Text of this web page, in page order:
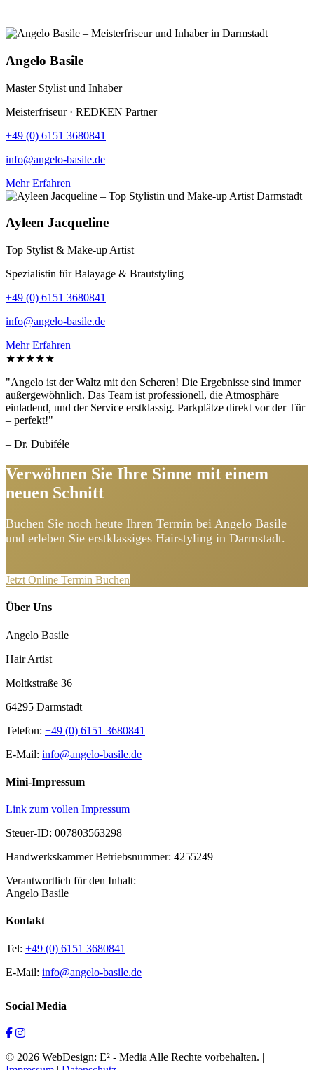
Angelo Basile
Master Stylist und Inhaber
Meisterfriseur · REDKEN Partner
+49 (0) 6151 3680841
info@angelo-basile.de
Mehr Erfahren
Ayleen Jacqueline
Top Stylist & Make-up Artist
Spezialistin für Balayage & Brautstyling
+49 (0) 6151 3680841
info@angelo-basile.de
Mehr Erfahren
★★★★★
"Angelo ist der Waltz mit den Scheren! Die Ergebnisse sind immer
außergewöhnlich. Das Team ist professionell, die Atmosphäre
einladend, und der Service erstklassig. Parkplätze direkt vor der Tür
– perfekt!"
– Dr. Dubiféle
Verwöhnen Sie Ihre Sinne mit einem
neuen Schnitt
Buchen Sie noch heute Ihren Termin bei Angelo Basile
und erleben Sie erstklassiges Hairstyling in Darmstadt.
Jetzt Online Termin Buchen
Über Uns
Angelo Basile
Hair Artist
Moltkstraße 36
64295 Darmstadt
Telefon: +49 (0) 6151 3680841
E-Mail: info@angelo-basile.de
Mini-Impressum
Link zum vollen Impressum
Steuer-ID: 007803563298
Handwerkskammer Betriebsnummer: 4255249
Verantwortlich für den Inhalt:
Angelo Basile
Kontakt
Tel: +49 (0) 6151 3680841
E-Mail: info@angelo-basile.de
Social Media
© 2026 WebDesign: E² - Media Alle Rechte vorbehalten. |